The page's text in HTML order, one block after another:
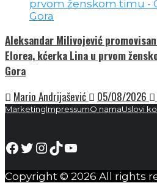
Aleksandar Milivojević
Elorea, kćerka Lina u prvom
Gora
Mario Andrijašević
05/08/2026
MarketingImpressumO namaUslovi
Facebook
Twitter
Instagram
TikTok
YouTube
Copyright © 2026 All rights